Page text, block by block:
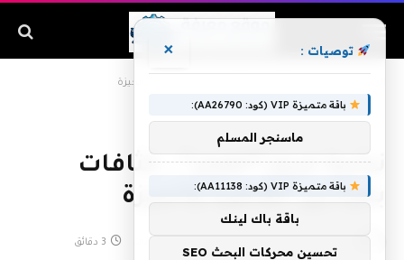
نشرة مرور”الفجر”.. كثافات بميادين القاهرة والجيزة
نشرة مرور”الفجر”.. كثافات
بميادين القاهرة والجيزة
3 دقائق
توصيات : ×
باقة متميزة VIP (كود: AA26790):
ماسنجر المسلم
باقة متميزة VIP (كود: AA11138):
باقة باك لينك
تحسين محركات البحث SEO